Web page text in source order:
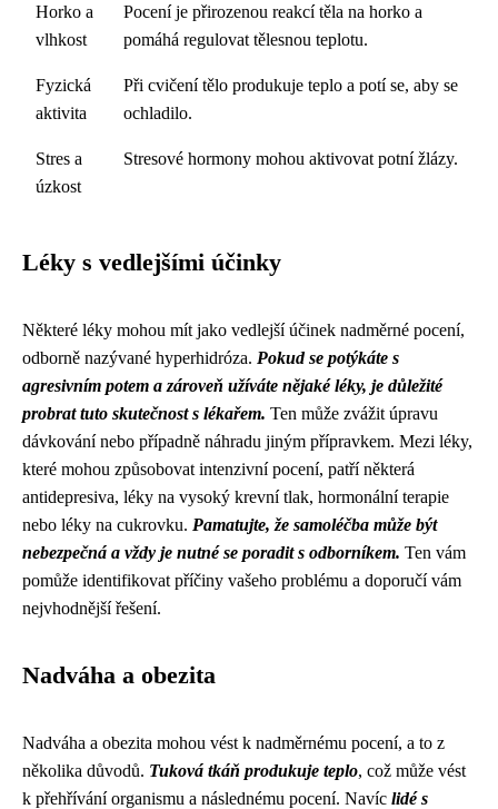
Horko a
vlhkost
Pocení je přirozenou reakcí těla na horko a
pomáhá regulovat tělesnou teplotu.
Fyzická
aktivita
Při cvičení tělo produkuje teplo a potí se, aby se
ochladilo.
Stres a
úzkost
Stresové hormony mohou aktivovat potní žlázy.
Léky s vedlejšími účinky
Některé léky mohou mít jako vedlejší účinek nadměrné pocení,
odborně nazývané hyperhidróza. Pokud se potýkáte s
agresivním potem a zároveň užíváte nějaké léky, je důležité
probrat tuto skutečnost s lékařem. Ten může zvážit úpravu
dávkování nebo případně náhradu jiným přípravkem. Mezi léky,
které mohou způsobovat intenzivní pocení, patří některá
antidepresiva, léky na vysoký krevní tlak, hormonální terapie
nebo léky na cukrovku. Pamatujte, že samoléčba může být
nebezpečná a vždy je nutné se poradit s odborníkem. Ten vám
pomůže identifikovat příčiny vašeho problému a doporučí vám
nejvhodnější řešení.
Nadváha a obezita
Nadváha a obezita mohou vést k nadměrnému pocení, a to z
několika důvodů. Tuková tkáň produkuje teplo, což může vést
k přehřívání organismu a následnému pocení. Navíc lidé s